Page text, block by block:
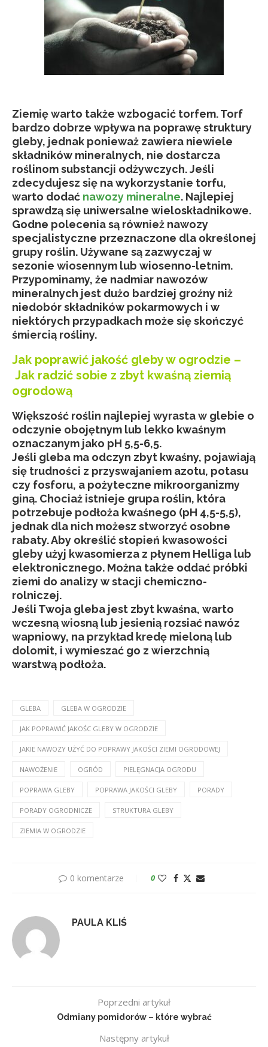
Ziemię warto także wzbogacić torfem. Torf
bardzo dobrze wpływa na poprawę struktury
gleby, jednak ponieważ zawiera niewiele
składników mineralnych, nie dostarcza
roślinom substancji odżywczych. Jeśli
zdecydujesz się na wykorzystanie torfu,
warto dodać nawozy mineralne. Najlepiej
sprawdzą się uniwersalne wieloskładnikowe.
Godne polecenia są również nawozy
specjalistyczne przeznaczone dla określonej
grupy roślin. Używane są zazwyczaj w
sezonie wiosennym lub wiosenno-letnim.
Przypominamy, że nadmiar nawozów
mineralnych jest dużo bardziej groźny niż
niedobór składników pokarmowych i w
niektórych przypadkach może się skończyć
śmiercią rośliny.
Jak poprawić jakość gleby w ogrodzie –
Jak radzić sobie z zbyt kwaśną ziemią
ogrodową
Większość roślin najlepiej wyrasta w glebie o
odczynie obojętnym lub lekko kwaśnym
oznaczanym jako pH 5,5-6,5.
Jeśli gleba ma odczyn zbyt kwaśny, pojawiają
się trudności z przyswajaniem azotu, potasu
czy fosforu, a pożyteczne mikroorganizmy
giną. Chociaż istnieje grupa roślin, która
potrzebuje podłoża kwaśnego (pH 4,5-5,5),
jednak dla nich możesz stworzyć osobne
rabaty. Aby określić stopień kwasowości
gleby użyj kwasomierza z płynem Helliga lub
elektronicznego. Można także oddać próbki
ziemi do analizy w stacji chemiczno-
rolniczej.
Jeśli Twoja gleba jest zbyt kwaśna, warto
wczesną wiosną lub jesienią rozsiać nawóz
wapniowy, na przykład kredę mieloną lub
dolomit, i wymieszać go z wierzchnią
warstwą podłoża.
GLEBA GLEBA W OGRODZIE
JAK POPRAWIĆ JAKOŚC GLEBY W OGRODZIE
JAKIE NAWOZY UŻYĆ DO POPRAWY JAKOŚCI ZIEMI OGRODOWEJ
NAWOŻENIE OGRÓD PIELĘGNACJA OGRODU
POPRAWA GLEBY POPRAWA JAKOŚCI GLEBY PORADY
PORADY OGRODNICZE STRUKTURA GLEBY
ZIEMIA W OGRODZIE
0 komentarze 0
PAULA KLIŚ
Poprzedni artykuł
Odmiany pomidorów – które wybrać
Następny artykuł